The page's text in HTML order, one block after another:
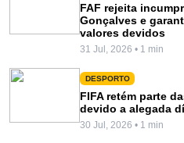
FAF rejeita
Gonçalves e
valores devidos
31 Jul, 2026 • 1 min
DESPORTO
FIFA retém parte
devido a alegada
30 Jul, 2026 • 1 min